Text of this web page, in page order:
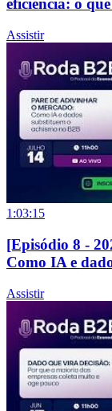
eficiência: o
Assistir
1:03:15
[Episódio 8 -
Como IA e
Assistir